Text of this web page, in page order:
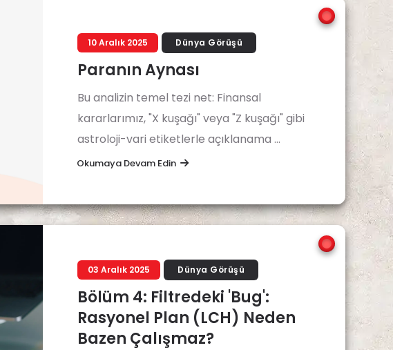
10 Aralık 2025 Dünya Görüşü
Paranın Aynası
Bu analizin temel tezi net: Finansal
kararlarımız, "X kuşağı" veya "Z kuşağı" gibi
astroloji-vari etiketlerle açıklanama ...
Okumaya Devam Edin
03 Aralık 2025 Dünya Görüşü
Bölüm 4: Filtredeki 'Bug':
Rasyonel Plan (LCH) Neden
Bazen Çalışmaz?